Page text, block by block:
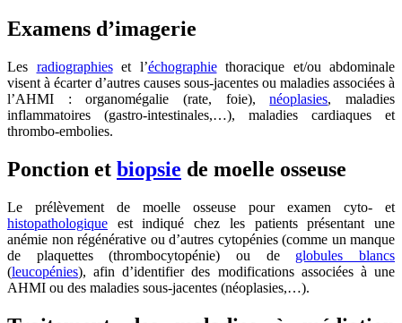
Examens d’imagerie
Les radiographieset l’échographiethoracique et/ou abdominale
visent à écarter d’autres causes sous-jacentes ou maladies associées à
l’AHMI : organomégalie (rate, foie),néoplasies, maladies
inflammatoires (gastro-intestinales,…), maladies cardiaques et
thrombo-embolies.
Ponction et biopsie de moelle osseuse
Le prélèvement de moelle osseuse pour examen cyto- et
histopathologique est indiqué chez les patients présentant une
anémie non régénérative ou d’autres cytopénies (comme un manque
de plaquettes (thrombocytopénie) ou de globules blancs
(leucopénies), afin d’identifier des modifications associées à une
AHMI ou des maladies sous-jacentes (néoplasies,…).